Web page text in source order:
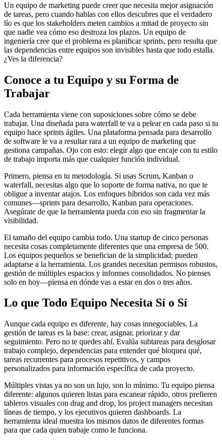
Un equipo de marketing puede creer que necesita mejor asignación
de tareas, pero cuando hablas con ellos descubres que el verdadero
lío es que los stakeholders meten cambios a mitad de proyecto sin
que nadie vea cómo eso destroza los plazos. Un equipo de
ingeniería cree que el problema es planificar sprints, pero resulta que
las dependencias entre equipos son invisibles hasta que todo estalla.
¿Ves la diferencia?
Conoce a tu Equipo y su Forma de
Trabajar
Cada herramienta viene con suposiciones sobre cómo se debe
trabajar. Una diseñada para waterfall te va a pelear en cada paso si tu
equipo hace sprints ágiles. Una plataforma pensada para desarrollo
de software le va a resultar rara a un equipo de marketing que
gestiona campañas. Ojo con esto: elegir algo que encaje con tu estilo
de trabajo importa más que cualquier función individual.
Primero, piensa en tu metodología. Si usas Scrum, Kanban o
waterfall, necesitas algo que lo soporte de forma nativa, no que te
obligue a inventar atajos. Los enfoques híbridos son cada vez más
comunes—sprints para desarrollo, Kanban para operaciones.
Asegúrate de que la herramienta pueda con eso sin fragmentar la
visibilidad.
El tamaño del equipo cambia todo. Una startup de cinco personas
necesita cosas completamente diferentes que una empresa de 500.
Los equipos pequeños se benefician de la simplicidad: pueden
adaptarse a la herramienta. Los grandes necesitan permisos robustos,
gestión de múltiples espacios y informes consolidados. No pienses
solo en hoy—piensa en dónde vas a estar en dos o tres años.
Lo que Todo Equipo Necesita Sí o Sí
Aunque cada equipo es diferente, hay cosas innegociables. La
gestión de tareas es la base: crear, asignar, priorizar y dar
seguimiento. Pero no te quedes ahí. Evalúa subtareas para desglosar
trabajo complejo, dependencias para entender qué bloquea qué,
tareas recurrentes para procesos repetitivos, y campos
personalizados para información específica de cada proyecto.
Múltiples vistas ya no son un lujo, son lo mínimo. Tu equipo piensa
diferente: algunos quieren listas para escanear rápido, otros prefieren
tableros visuales con drag and drop, los project managers necesitan
líneas de tiempo, y los ejecutivos quieren dashboards. La
herramienta ideal muestra los mismos datos de diferentes formas
para que cada quien trabaje como le funciona.